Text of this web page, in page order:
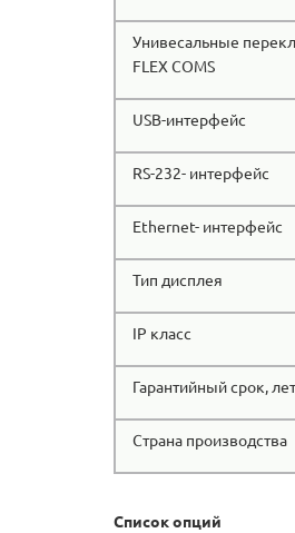
Унивесальные
FLEX COMS
USB-интерфейс
RS-232- интерфейс
Ethernet- интерфейс
Тип дисплея
IP класс
Гарантийный срок, лет
Страна производства
Список опций